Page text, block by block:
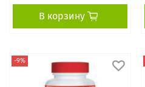
В корзину
-9%